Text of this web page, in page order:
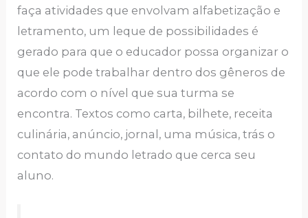
faça atividades que envolvam alfabetização e
letramento, um leque de possibilidades é
gerado para que o educador possa organizar o
que ele pode trabalhar dentro dos gêneros de
acordo com o nível que sua turma se
encontra. Textos como carta, bilhete, receita
culinária, anúncio, jornal, uma música, trás o
contato do mundo letrado que cerca seu
aluno.